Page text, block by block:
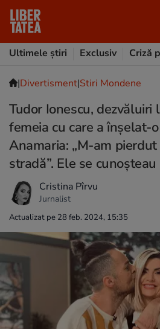
Ultimele știri
Exclusiv Criză
|Divertisment|Stiri Mondene
Tudor Ionescu, dezvăluiri
femeia cu care a înșelat-
Anamaria: „M-am
stradă”. Ele se cunoșteau
Cristina Pîrvu
Jurnalist
Actualizat pe 28 feb. 2024, 15:35